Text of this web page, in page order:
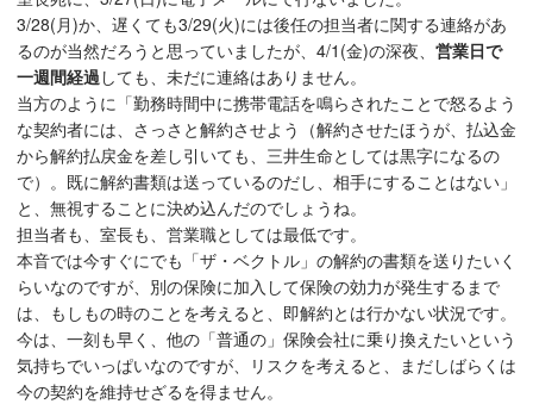
3/28(月)か、遅くても3/29(火)には後任の担当者に関する連絡があ
るのが当然だろうと思っていましたが、4/1(金)の深夜、 営業日で
一週間経過 しても、未だに連絡はありません。
当方のように「勤務時間中に携帯電話を鳴らされたことで怒るよう
な契約者には、さっさと解約させよう（解約させたほうが、払込金
から解約払戻金を差し引いても、三井生命としては黒字になるの
で）。既に解約書類は送っているのだし、相手にすることはない」
と、無視することに決め込んだのでしょうね。
担当者も、室長も、営業職としては最低です。
本音では今すぐにでも「ザ・ベクトル」の解約の書類を送りたいく
らいなのですが、別の保険に加入して保険の効力が発生するまで
は、もしもの時のことを考えると、即解約とは行かない状況です。
今は、一刻も早く、他の「普通の」保険会社に乗り換えたいという
気持ちでいっぱいなのですが、リスクを考えると、まだしばらくは
今の契約を維持せざるを得ません。